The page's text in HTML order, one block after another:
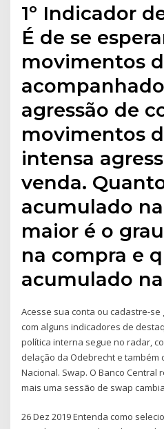
1º Indicador
É de se
movimentos
agressão de
movimentos
intensa
venda.
acumulado
maior é o
na compra e
acumulado
Acesse sua conta ou cadastre-se
com alguns indicadores de
política interna segue no radar,
delação da Odebrecht e também
Nacional. Swap. O Banco
mais uma sessão de swap
26 Dez 2019 Entenda como